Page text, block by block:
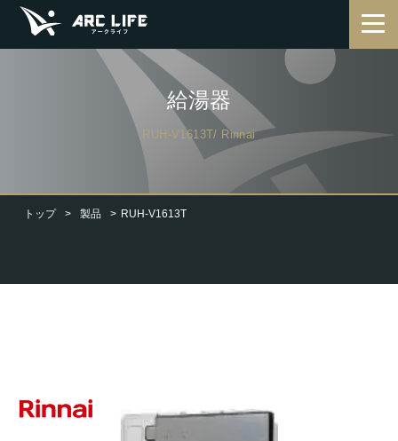
トップ 製品 RUH-V1613T
給湯器
RUH-V1613T/ Rinnai